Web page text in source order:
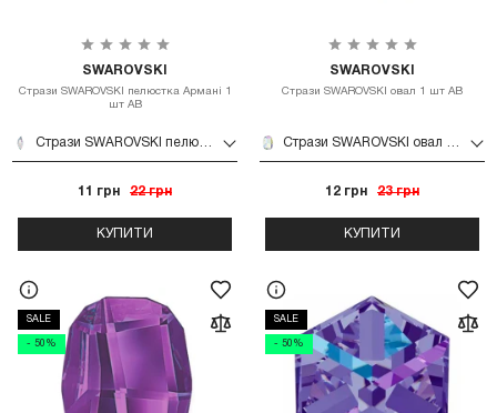
SWAROVSKI
Стрази SWAROVSKI пелюстка Армані 1
шт AB
Стрази SWAROVSKI пелюстка Армані 1 шт AB
11 грн 22 грн
КУПИТИ
SWAROVSKI
Стрази SWAROVSKI овал 1 шт AB
Стрази SWAROVSKI овал 1 шт AB
12 грн 23 грн
КУПИТИ
SALE
- 50%
SALE
- 50%